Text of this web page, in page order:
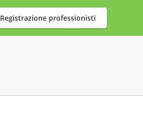
Registrazione professionisti